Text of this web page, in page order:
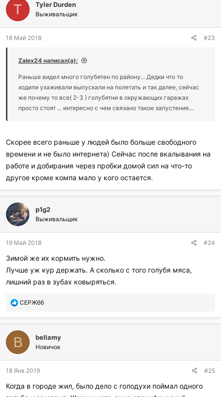
а
о
а
и
и
:
T Tyler Durden
Выживальщик
18 Май 2018 #23
Zalex24 написал(а):
Раньше видел много голубятен по району... Дедки что то
ходили ухаживали выпускали на полетать и так далее, сейчас
же почему то все( 2-3 ) голубятни в окружающих гаражах
просто стоят ... интересно с чем связано такое запустение...
Скорее всего раньше у людей было больше свободного
времени и не было интернета) Сейчас после вкалывания на
работе и добирания через пробки домой сил на что-то
другое кроме компа мало у кого остается.
p1g2
Выживальщик
19 Май 2018 #24
Зимой же их кормить нужно.
Лучше уж кур держать. А сколько с того голубя мяса,
лишний раз в зубах ковыряться.
П
б
л
а
г
о
а
и
СЕРЖ66
B bellamy
Новичок
18 Янв 2019 #25
Когда в городе жил, было дело с голодухи поймал одного